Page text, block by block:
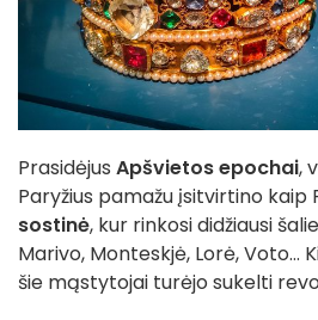
Prasidėjus Apšvietos epochai,
Paryžius pamažu įsitvirtino kaip
sostinė, kur rinkosi didžiausi
Marivo, Monteskjė, Lorė, Voto...
šie mąstytojai turėjo sukelti